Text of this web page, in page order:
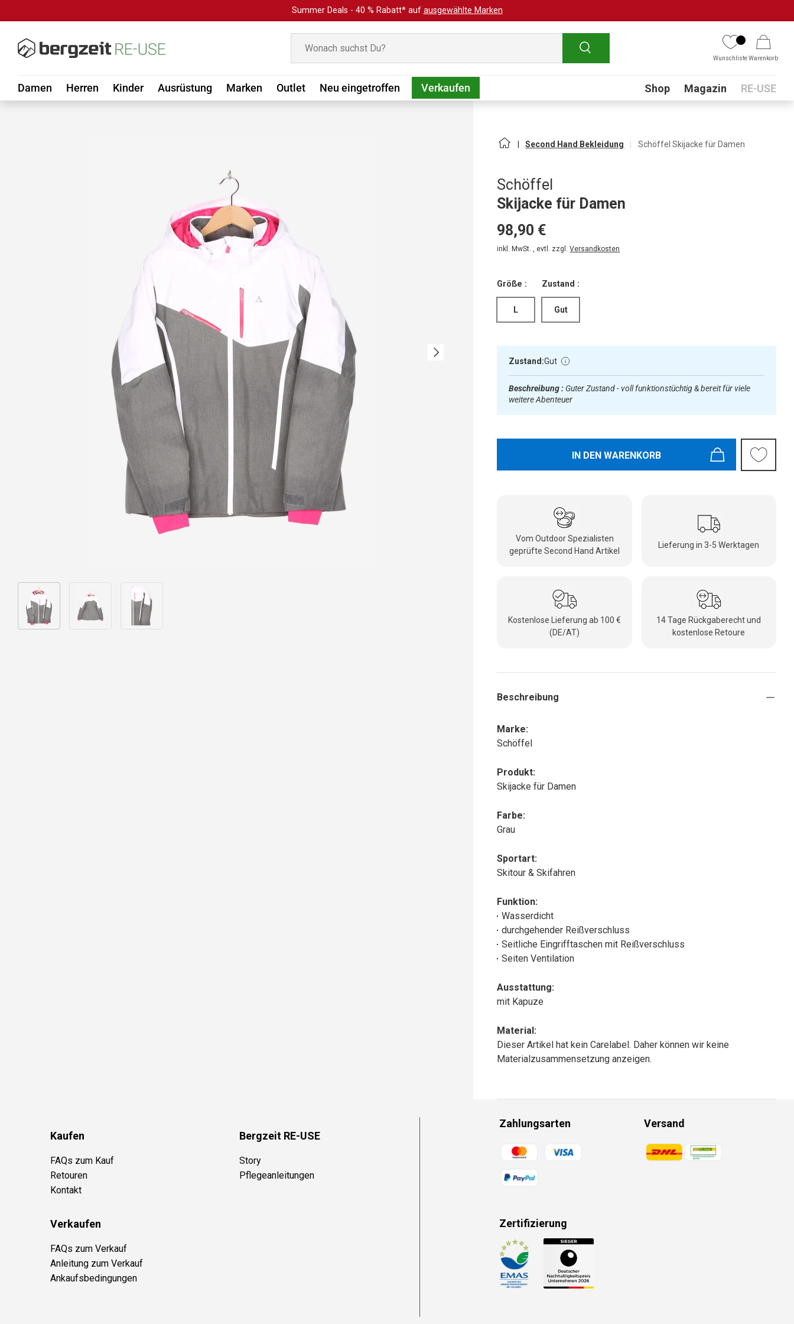
Summer Deals - 40 % Rabatt* auf ausgewählte Marken
Suchen
WunschlisteWarenkorb
Damen Herren Kinder Ausrüstung Marken Outlet Neu eingetroffen Verkaufen Submenu
Shop Magazin RE-USE
Nächste
Bild 1 in Galerieansicht laden
Second Hand Bekleidung Schöffel Skijacke für Damen
Schöffel
Skijacke für Damen
98,90 €
inkl. MwSt. , evtl. zzgl.Versandkosten
Größe :
L
Zustand :
Gut
Zustand:Gut
Beschreibung : Guter Zustand - voll funktionstüchtig & bereit für viele
weitere Abenteuer
IN DEN WARENKORB
Vom Outdoor Spezialisten
geprüfte Second Hand Artikel
Lieferung in 3-5 Werktagen
Kostenlose Lieferung ab 100 €
(DE/AT)
14 Tage Rückgaberecht und
kostenlose Retoure
Beschreibung
Marke:
Schöffel
Produkt:
Skijacke für Damen
Farbe:
Grau
Sportart:
Skitour & Skifahren
Funktion:
Wasserdicht
durchgehender Reißverschluss
Seitliche Eingrifftaschen mit Reißverschluss
Seiten Ventilation
Ausstattung:
mit Kapuze
Material:
Dieser Artikel hat kein Carelabel. Daher können wir keine
Materialzusammensetzung anzeigen.
Kaufen
FAQs zum Kauf
Retouren
Kontakt
Bergzeit RE-USE
Story
Pflegeanleitungen
Verkaufen
FAQs zum Verkauf
Anleitung zum Verkauf
Ankaufsbedingungen
Zahlungsarten
Zahlungsmethoden
Versand
Zahlungsmethoden
Zertifizierung
Zahlungsmethoden